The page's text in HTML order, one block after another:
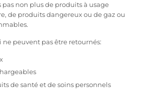
pas non plus de produits à usage
de produits dangereux ou de gaz ou
ne peuvent pas être retournés:
de santé et de soins personnels